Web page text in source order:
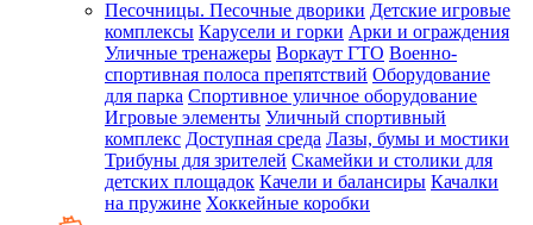
Песочницы. Песочные дворики Детские игровые
комплексы Карусели и горки Арки и ограждения
Уличные тренажеры Воркаут ГТО Военно-
спортивная полоса препятствий Оборудование
для парка Спортивное уличное оборудование
Игровые элементы Уличный спортивный
комплекс Доступная среда Лазы, бумы и мостики
Трибуны для зрителей Скамейки и столики для
детских площадок Качели и балансиры Качалки
на пружине Хоккейные коробки